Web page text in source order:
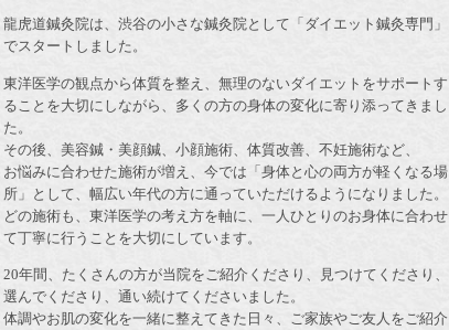
龍虎道鍼灸院は、渋谷の小さな鍼灸院として「ダイエット鍼灸専門」
でスタートしました。
東洋医学の観点から体質を整え、無理のないダイエットをサポートす
ることを大切にしながら、多くの方の身体の変化に寄り添ってきまし
た。
その後、美容鍼・美顔鍼、小顔施術、体質改善、不妊施術など、
お悩みに合わせた施術が増え、今では「身体と心の両方が軽くなる場
所」として、幅広い年代の方に通っていただけるようになりました。
どの施術も、東洋医学の考え方を軸に、一人ひとりのお身体に合わせ
て丁寧に行うことを大切にしています。
20年間、たくさんの方が当院をご紹介くださり、見つけてくださり、
選んでくださり、通い続けてくださいました。
体調やお肌の変化を一緒に整えてきた日々、ご家族やご友人をご紹介